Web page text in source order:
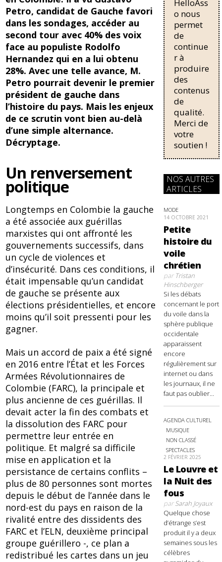
o
o
k
y
Petro, candidat de Gauche favori
dans les sondages, accéder au
second tour avec 40% des voix
face au populiste Rodolfo
Hernandez qui en a lui obtenu
28%. Avec une telle avance, M.
Petro pourrait devenir le premier
président de gauche dans
l’histoire du pays. Mais les enjeux
de ce scrutin vont bien au-delà
d’une simple alternance.
Décryptage.
Un renversement
politique
Longtemps en Colombie la gauche
a été associée aux guérillas
marxistes qui ont affronté les
gouvernements successifs, dans
un cycle de violences et
d’insécurité. Dans ces conditions, il
était impensable qu’un candidat
de gauche se présente aux
élections présidentielles, et encore
moins qu’il soit pressenti pour les
gagner.
Mais un accord de paix a été signé
en 2016 entre l’État et les Forces
Armées Révolutionnaires de
Colombie (FARC), la principale et
plus ancienne de ces guérillas. Il
devait acter la fin des combats et
la dissolution des FARC pour
permettre leur entrée en
politique. Et malgré sa difficile
mise en application et la
persistance de certains conflits –
plus de 80 personnes sont mortes
depuis le début de l’année dans le
nord-est du pays en raison de la
rivalité entre des dissidents des
FARC et l’ELN, deuxième principal
groupe guérillero -, ce plan a
redistribué les cartes dans un jeu
pour une
régularisati
on,
passant de
trois...
HelloAss
o nous
permet
de
continue
r à
produire
des
contenus
de
qualité.
Merci de
votre
soutien !
NOS AUTRES
ARTICLES
MODE
14 OCTOBRE 2021
Petite
histoire du
voile
chrétien
parTristan
Hinschberger
Si les débats
concernant le port
du voile dans la
sphère publique
occidentale
apparaissent
encore
régulièrement sur
internet ou dans
les journaux, il ne
faut pas oublier...
AGENDA CULTUREL
MUSIQUE
NON CLASSÉ
SPECTACLES
2 FÉVRIER 2025
Le Louvre et
la Nuit des
fous
parSarah Joyaux
Quelque chose
d’étrange s’est
produit il y a deux
semaines sous les
célèbres